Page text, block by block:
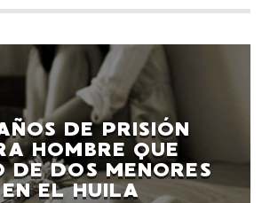
DE PRISIÓN
HOMBRE QUE
DE DOS MENORES
EN EL HUILA